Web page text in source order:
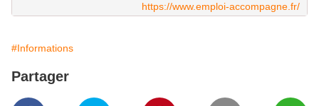
https://www.emploi-accompagne.fr/
#Informations
Partager